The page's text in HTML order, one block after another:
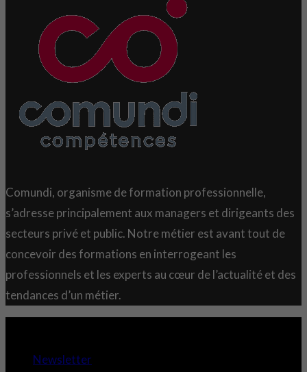
Comundi, organisme de formation professionnelle,
s’adresse principalement aux managers et dirigeants des
secteurs privé et public. Notre métier est avant tout de
concevoir des formations en interrogeant les
professionnels et les experts au cœur de l’actualité et des
tendances d’un métier.
Newsletter